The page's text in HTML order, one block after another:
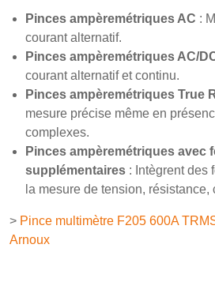
Pinces ampèremétriques AC :
courant alternatif.
Pinces ampèremétriques AC/
courant alternatif et continu.
Pinces ampèremétriques True
mesure précise même en
complexes.
Pinces ampèremétriques avec
supplémentaires : Intègrent des
la mesure de tension, résistance,
> Pince multimètre F205 600A
Arnoux